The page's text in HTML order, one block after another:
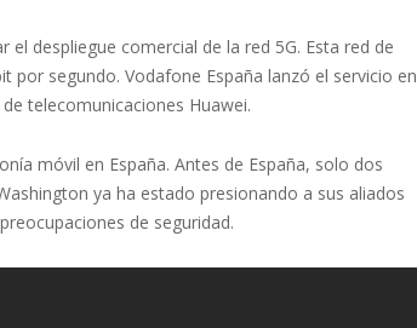
despliegue comercial de la red 5G. Esta red de
segundo. Vodafone España lanzó el servicio en
telecomunicaciones Huawei.
móvil en España. Antes de España, solo dos
ya ha estado presionando a sus aliados
de seguridad.